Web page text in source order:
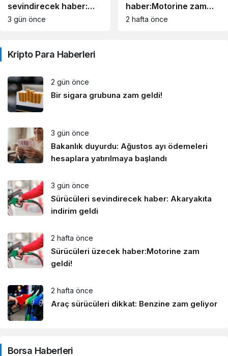
sevindirecek haber:
Akaryakıta indirim geldi
3 gün önce
haber:Motorine zam
geldi!
2 hafta önce
Kripto Para Haberleri
2 gün önce
Bir sigara grubuna zam geldi!
3 gün önce
Bakanlık duyurdu: Ağustos ayı ödemeleri
hesaplara yatırılmaya başlandı
3 gün önce
Sürücüleri sevindirecek haber: Akaryakıta
indirim geldi
2 hafta önce
Sürücüleri üzecek haber:Motorine zam
geldi!
2 hafta önce
Araç sürücüleri dikkat: Benzine zam geliyor
Borsa Haberleri